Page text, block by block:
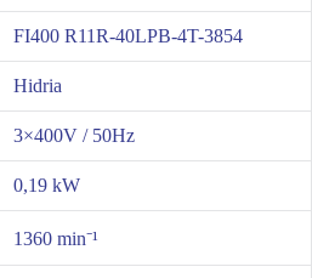
FI400 R11R-40LPB-4T-3854
Hidria
3×400V / 50Hz
0,19 kW
1360 min⁻¹